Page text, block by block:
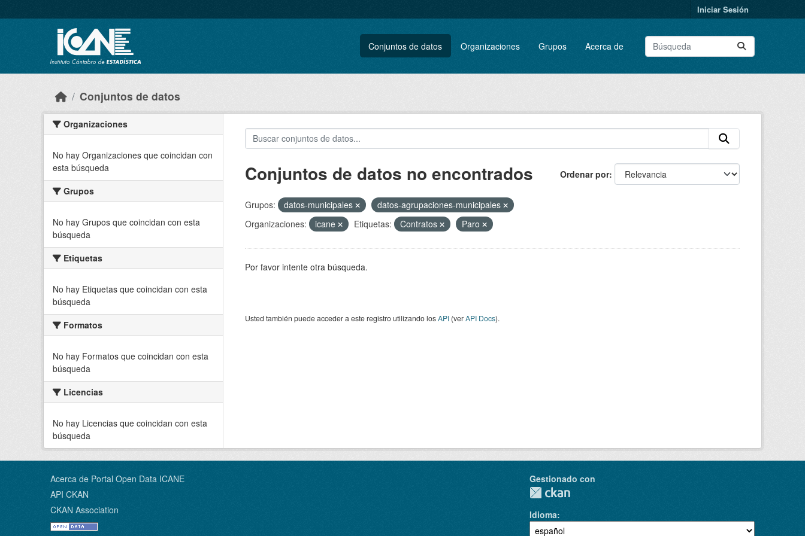
Iniciar Sesión
Conjuntos de datos Organizaciones Grupos Acerca de
Conjuntos de datos
Organizaciones
No hay Organizaciones que coincidan con
esta búsqueda
Grupos
No hay Grupos que coincidan con esta
búsqueda
Etiquetas
No hay Etiquetas que coincidan con esta
búsqueda
Formatos
No hay Formatos que coincidan con esta
búsqueda
Licencias
No hay Licencias que coincidan con esta
búsqueda
Ordenar por
Conjuntos de datos no encontrados
Grupos: datos-municipales
datos-agrupaciones-municipales
Organizaciones:
icane Etiquetas: Contratos Paro
Por favor intente otra búsqueda.
Usted también puede acceder a este registro utilizando losAPI(verAPI Docs).
Acerca de Portal Open Data ICANE
API CKAN
CKAN Association
Gestionado con
Idioma